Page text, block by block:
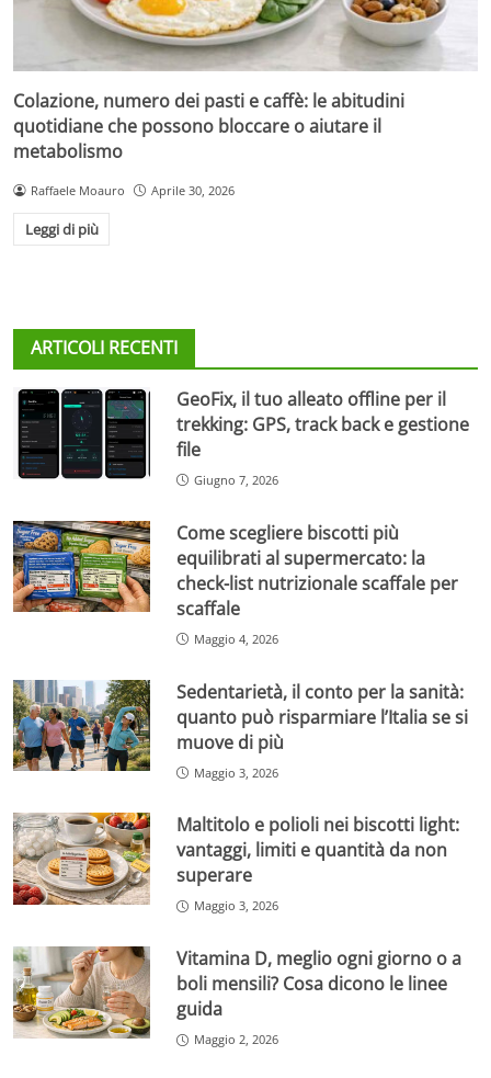
Colazione, numero dei pasti e caffè: le abitudini
quotidiane che possono bloccare o aiutare il
metabolismo
Raffaele Moauro Aprile 30, 2026
Leggi di più
ARTICOLI RECENTI
GeoFix, il tuo alleato offline per il
trekking: GPS, track back e gestione
file
Giugno 7, 2026
Come scegliere biscotti più
equilibrati al supermercato: la
check-list nutrizionale scaffale per
scaffale
Maggio 4, 2026
Sedentarietà, il conto per la sanità:
quanto può risparmiare l’Italia se si
muove di più
Maggio 3, 2026
Maltitolo e polioli nei biscotti light:
vantaggi, limiti e quantità da non
superare
Maggio 3, 2026
Vitamina D, meglio ogni giorno o a
boli mensili? Cosa dicono le linee
guida
Maggio 2, 2026